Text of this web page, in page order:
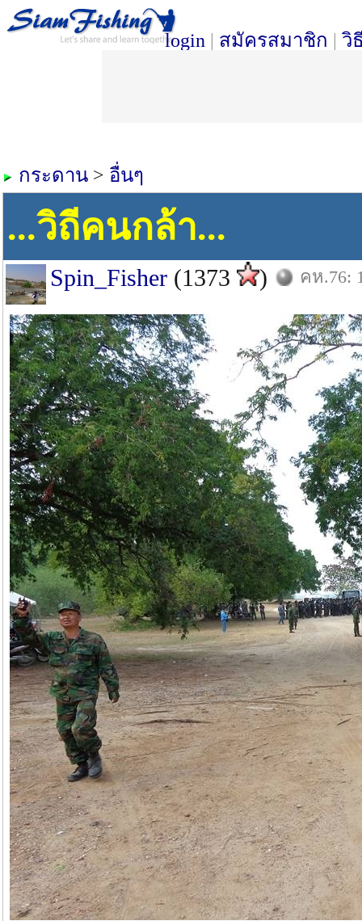
login | สมัครสมาชิก | วิ
กระดาน > อื่นๆ
...วิถีคนกล้า...
Spin_Fisher (1373 ) คห.76: